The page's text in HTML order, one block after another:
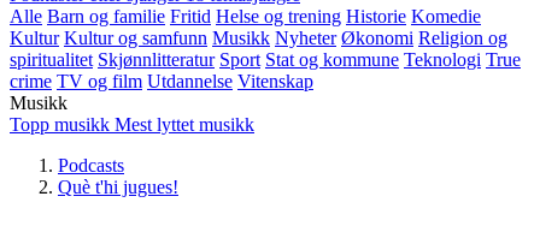
Alle Barn og familie Fritid Helse og trening Historie Komedie
Kultur Kultur og samfunn Musikk Nyheter Økonomi Religion og
spiritualitet Skjønnlitteratur Sport Stat og kommune Teknologi True
crime TV og film Utdannelse Vitenskap
Musikk
Topp musikk Mest lyttet musikk
Podcasts
Què t'hi jugues!